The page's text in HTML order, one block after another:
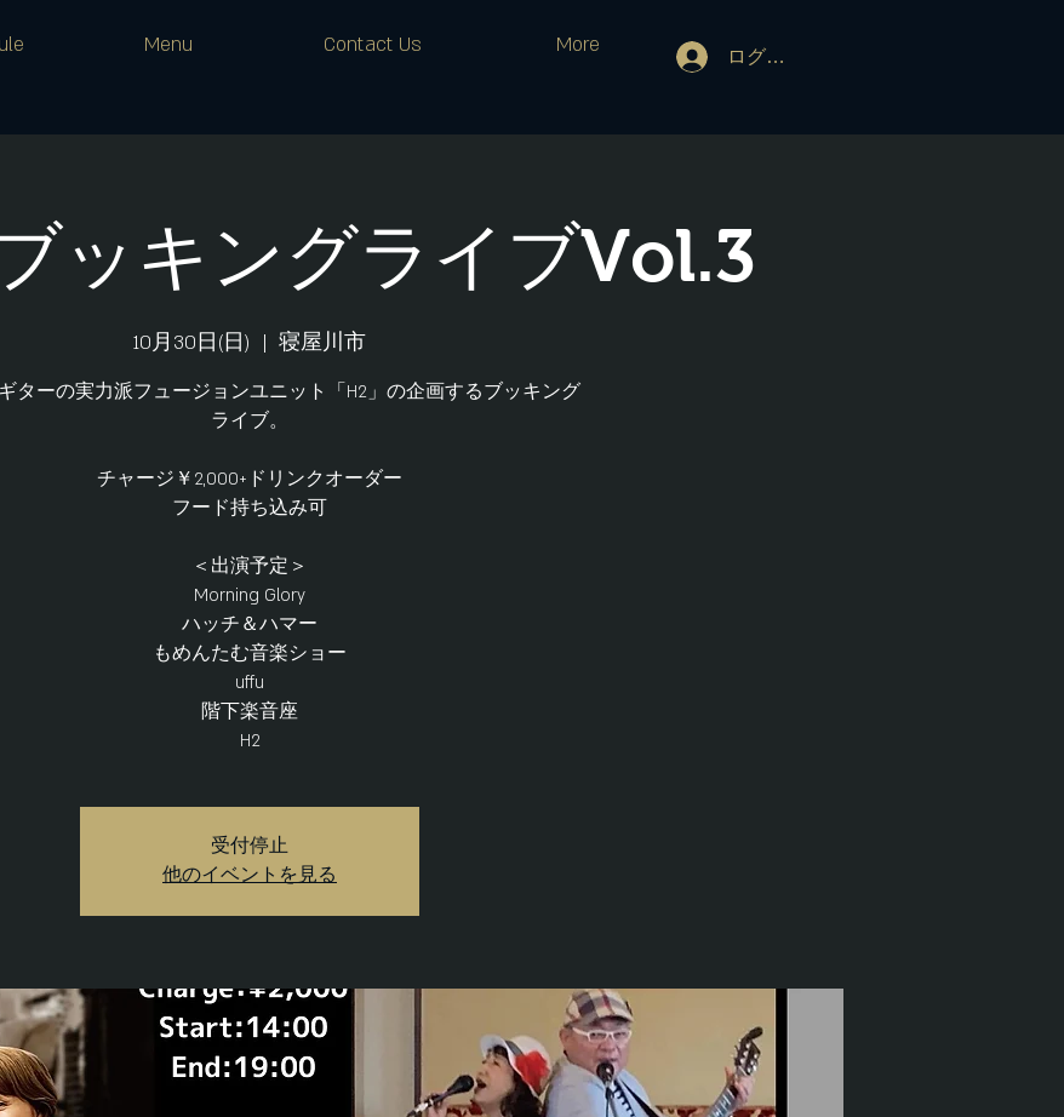
Menu Contact Us More ログイン
ッキングライブVol.3
10月30日(日)
  |
寝屋川市
ターの実力派フュージョンユニット「H2」の企画するブッキング
ライブ。
チャージ￥2,000+ドリンクオーダー
フード持ち込み可
＜出演予定＞
Morning Glory
ハッチ＆ハマー
もめんたむ音楽ショー
uffu
階下楽音座
H2
受付停止
他のイベントを見る